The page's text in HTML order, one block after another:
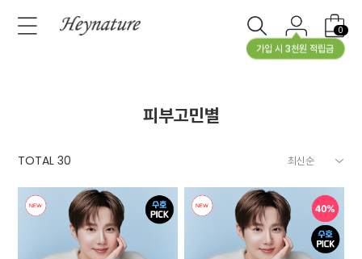
가입 시 3천원 적립금
0
피부고민별
TOTAL30